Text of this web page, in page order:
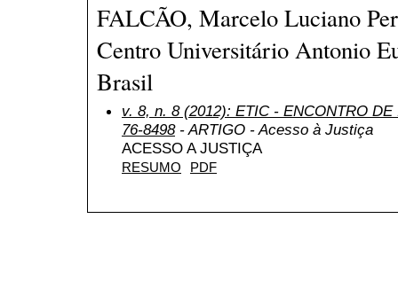
FALCÃO, Marcelo Luciano
Centro Universitário Antonio
Brasil
v. 8, n. 8 (2012): ETIC - ENCONTRO
76-8498- ARTIGO - Acesso à Justiça
ACESSO A JUSTIÇA
RESUMO PDF